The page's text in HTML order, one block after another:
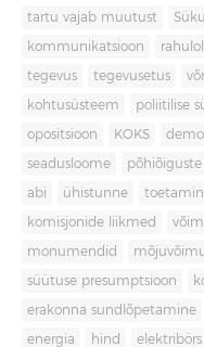
tartu vajab muutust Süku
kommunikatsioon
tegevus tegevusetus
kohtusüsteem poliitilise
opositsioon KOKS
seadusloome põhiõiguste
abi ühistunne
komisjonide liikmed
monumendid
süütuse presumptsioon
erakonna sundlõpetamine
energia hind elektribörs